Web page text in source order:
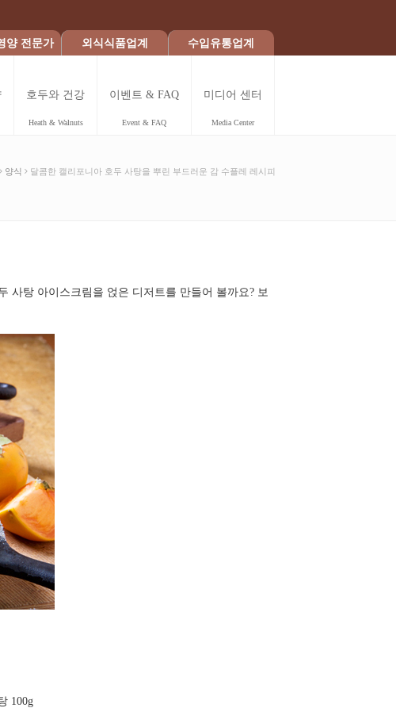
양 전문가 외식식품업계 수입유통업계
호두와 건강
Heath & Walnuts
이벤트 & FAQ
Event & FAQ
미디어 센터
Media Center
양식 달콤한 캘리포니아 호두 사탕을 뿌린 부드러운 감 수플레 레시피
사탕 아이스크림을 얹은 디저트를 만들어 볼까요? 보
100g